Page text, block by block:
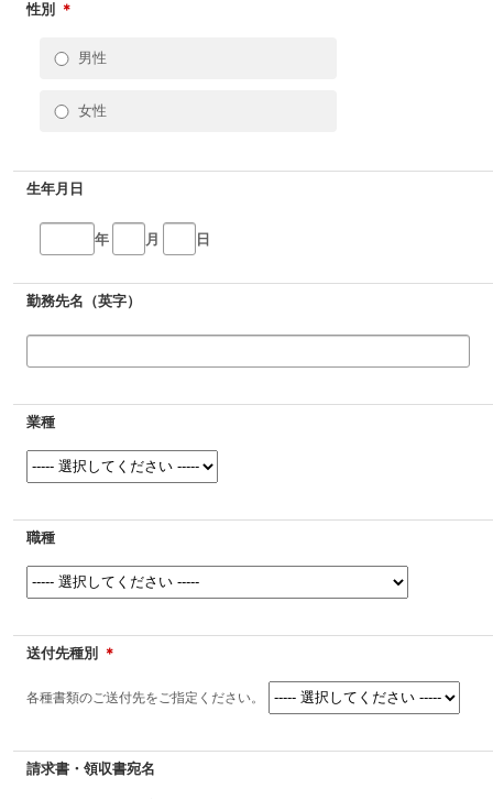
性別 ＊
男性
女性
生年月日
年 月 日
勤務先名（英字）
業種
職種
送付先種別 ＊
各種書類のご送付先をご指定ください。
請求書・領収書宛名